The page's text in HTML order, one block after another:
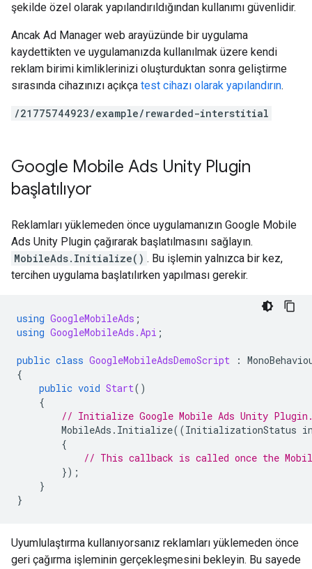
şekilde özel olarak yapılandırıldığından kullanımı güvenlidir.
Ancak Ad Manager web arayüzünde bir uygulama
kaydettikten ve uygulamanızda kullanılmak üzere kendi
reklam birimi kimliklerinizi oluşturduktan sonra geliştirme
sırasında cihazınızı açıkça test cihazı olarak yapılandırın.
/21775744923/example/rewarded-interstitial
Google Mobile Ads Unity Plugin
başlatılıyor
Reklamları yüklemeden önce uygulamanızın Google Mobile
Ads Unity Plugin çağırarak başlatılmasını sağlayın.
MobileAds.Initialize() . Bu işlemin yalnızca bir kez,
tercihen uygulama başlatılırken yapılması gerekir.
using GoogleMobileAds ;
using GoogleMobileAds.Api ;
public class GoogleMobileAdsDemoScript :
{
public void Start()
{
// Initialize Google Mobile Ads Unity Plugin
MobileAds . Initialize((InitializationStatus
{
// This callback is called once the
});
}
}
Uyumlulaştırma kullanıyorsanız reklamları yüklemeden önce
geri çağırma işleminin gerçekleşmesini bekleyin. Bu sayede